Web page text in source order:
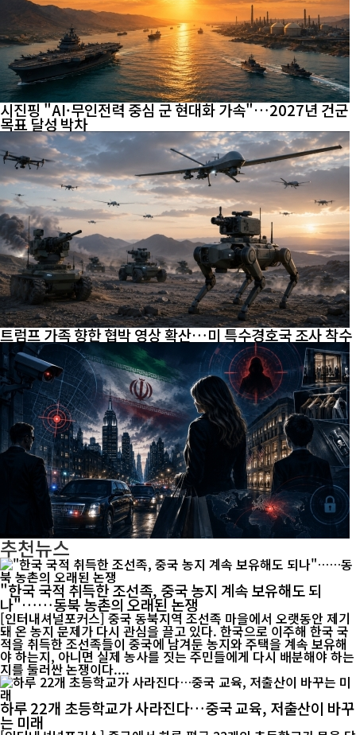
시진핑 "AI·무인전력 중심 군 현대화 가속"…2027년 건군
목표 달성 박차
트럼프 가족 향한 협박 영상 확산…미 특수경호국 조사 착수
추천뉴스
"한국 국적 취득한 조선족, 중국 농지 계속 보유해도 되
나"……동북 농촌의 오래된 논쟁
[인터내셔널포커스] 중국 동북지역 조선족 마을에서 오랫동안 제기
돼 온 농지 문제가 다시 관심을 끌고 있다. 한국으로 이주해 한국 국
적을 취득한 조선족들이 중국에 남겨둔 농지와 주택을 계속 보유해
야 하는지, 아니면 실제 농사를 짓는 주민들에게 다시 배분해야 하는
지를 둘러싼 논쟁이다....
하루 22개 초등학교가 사라진다…중국 교육, 저출산이 바꾸
는 미래